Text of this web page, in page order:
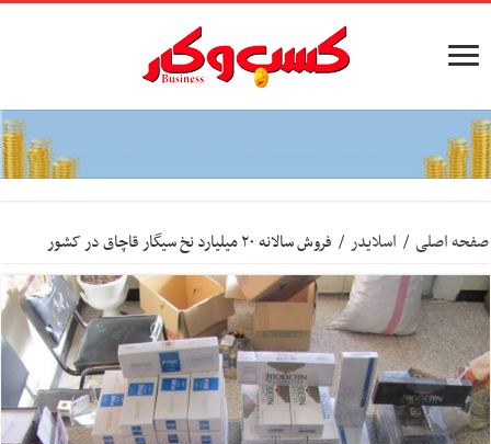
صفحه اصلی / اسلایدر / فروش سالانه ۲۰ میلیارد نخ سیگار قاچاق در کشور